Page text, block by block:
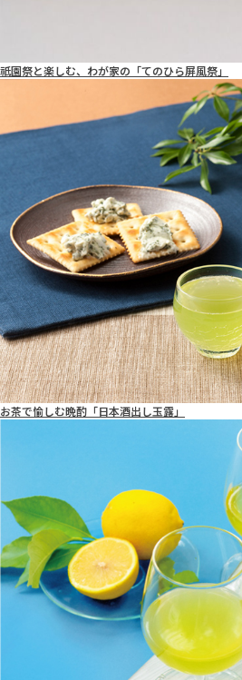
祇園祭と楽しむ、わが家の「てのひら屏風祭」
お茶で愉しむ晩酌「日本酒出し玉露」